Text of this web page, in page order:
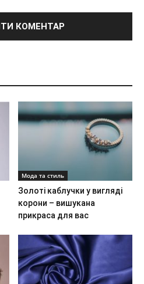
Мода та стиль
Золоті каблучки у вигляді
корони – вишукана
прикраса для вас